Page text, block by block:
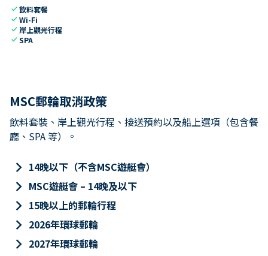
check飲料套餐
checkWi-Fi
check 岸上觀光行程
checkSPA
MSC郵輪取消政策
飲料套裝、岸上觀光行程、接送預約以及船上選項（包含餐
廳、SPA 等）。
keyboard_arrow_right 14晚以下（不含MSC遊艇會）
keyboard_arrow_right MSC遊艇會 – 14晚及以下
keyboard_arrow_right 15晚以上的郵輪行程
keyboard_arrow_right 2026年環球郵輪
keyboard_arrow_right 2027年環球郵輪